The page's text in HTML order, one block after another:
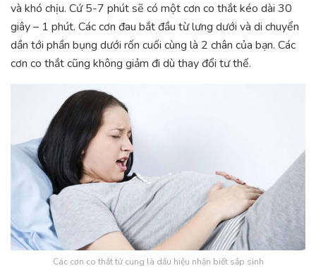
và khó chịu. Cứ 5-7 phút sẽ có một cơn co thắt kéo dài 30
giây – 1 phút. Các cơn đau bắt đầu từ lưng dưới và di chuyển
dần tới phần bụng dưới rốn cuối cùng là 2 chân của bạn. Các
cơn co thắt cũng không giảm đi dù thay đổi tư thế.
Các cơn co thắt tử cung là dấu hiệu nhận biết sắp sinh